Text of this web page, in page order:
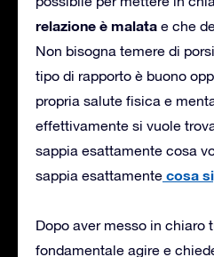
relazione è malata e che
Non bisogna temere di
tipo di rapporto è buono
propria salute fisica e
effettivamente si vuole
sappia esattamente cosa
sappia esattamente cosa
Dopo aver messo in chiaro
fondamentale agire e